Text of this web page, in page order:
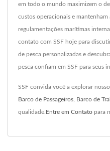
em todo o mundo maximizem o
custos operacionais e
regulamentações marítimas
contato com SSF hoje para
de pesca personalizadas e
pesca confiam em SSF para seus
SSF convida você a explorar nosso
Barco de Passageiros Barco de
qualidade. Entre em Contato para